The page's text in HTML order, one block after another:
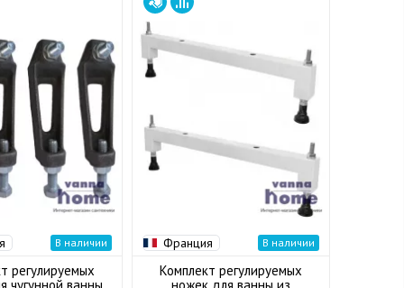
В наличии
регулируемых
Франция В наличии
Комплект регулируемых